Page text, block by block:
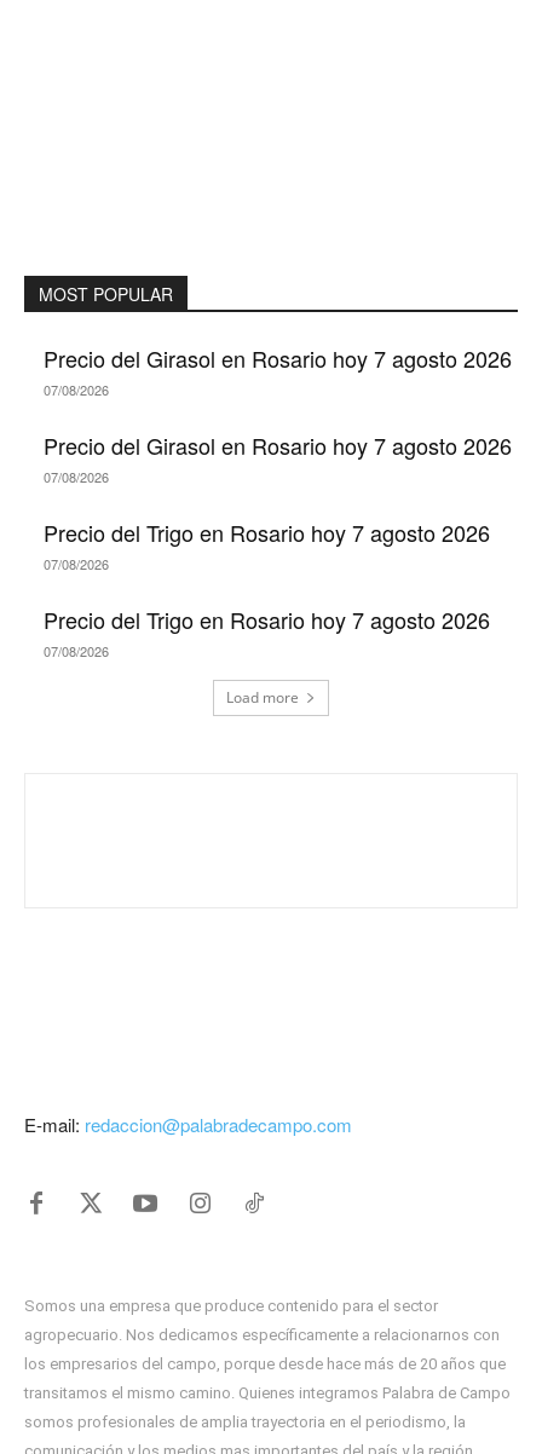
MOST POPULAR
Precio del Girasol en Rosario hoy 7 agosto 2026
07/08/2026
Precio del Girasol en Rosario hoy 7 agosto 2026
07/08/2026
Precio del Trigo en Rosario hoy 7 agosto 2026
07/08/2026
Precio del Trigo en Rosario hoy 7 agosto 2026
07/08/2026
Load more
E-mail: redaccion@palabradecampo.com
Somos una empresa que produce contenido para el sector
agropecuario. Nos dedicamos específicamente a relacionarnos con
los empresarios del campo, porque desde hace más de 20 años que
transitamos el mismo camino. Quienes integramos Palabra de Campo
somos profesionales de amplia trayectoria en el periodismo, la